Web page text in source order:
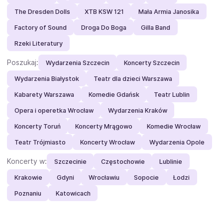
The Dresden Dolls XTB KSW 121 Mała Armia Janosika
Factory of Sound Droga Do Boga Gilla Band
Rzeki Literatury
Poszukaj: Wydarzenia Szczecin Koncerty Szczecin
Wydarzenia Białystok Teatr dla dzieci Warszawa
Kabarety Warszawa Komedie Gdańsk Teatr Lublin
Opera i operetka Wrocław Wydarzenia Kraków
Koncerty Toruń Koncerty Mrągowo Komedie Wrocław
Teatr Trójmiasto Koncerty Wrocław Wydarzenia Opole
Koncerty w: Szczecinie Częstochowie Lublinie
Krakowie Gdyni Wrocławiu Sopocie Łodzi
Poznaniu Katowicach